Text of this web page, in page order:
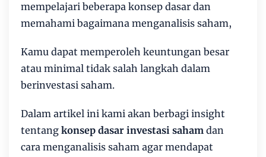
mempelajari beberapa konsep dasar dan
memahami bagaimana menganalisis saham,
Kamu dapat memperoleh keuntungan besar
atau minimal tidak salah langkah dalam
berinvestasi saham.
Dalam artikel ini kami akan berbagi insight
tentang konsep dasar investasi saham dan
cara menganalisis saham agar mendapat